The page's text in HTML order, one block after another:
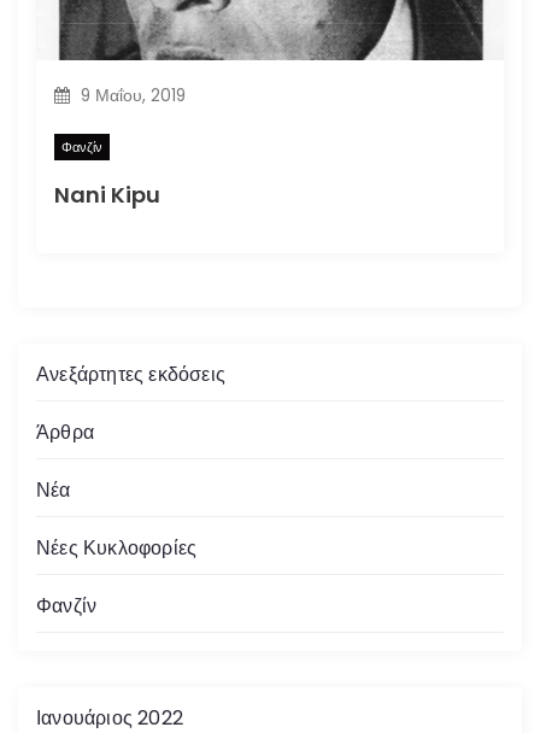
9 Μαΐου, 2019
Φανζίν
Nani Kipu
Ανεξάρτητες εκδόσεις
Άρθρα
Νέα
Νέες Κυκλοφορίες
Φανζίν
Ιανουάριος 2022